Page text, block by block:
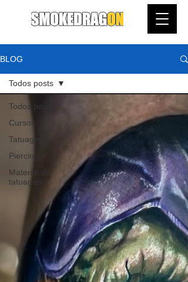
BLOG
Todos posts
Cursos
Tatuagem
Piercing
Material de
tatuagem
Todos posts